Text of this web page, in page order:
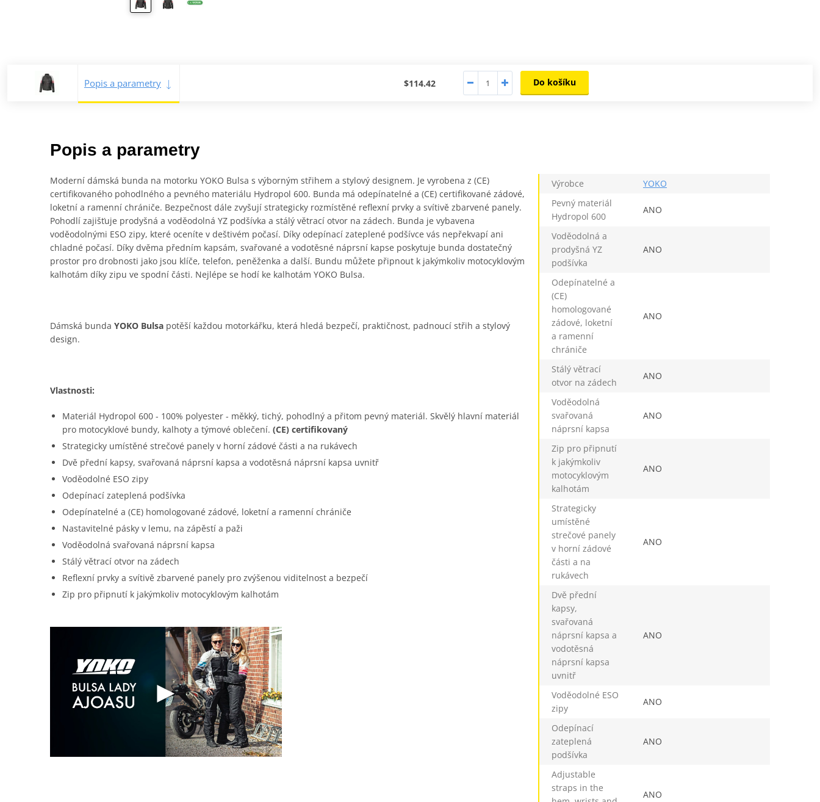
Popis a parametry $114.42 Do košíku
Popis a parametry
Moderní dámská bunda na motorku YOKO Bulsa s výborným střihem a stylový designem. Je vyrobena z (CE)
certifikovaného pohodlného a pevného materiálu Hydropol 600. Bunda má odepínatelné a (CE) certifikované zádové,
loketní a ramenní chrániče. Bezpečnost dále zvyšují strategicky rozmístěné reflexní prvky a svítivě zbarvené panely.
Pohodlí zajišťuje prodyšná a voděodolná YZ podšívka a stálý větrací otvor na zádech. Bunda je vybavena
voděodolnými ESO zipy, které oceníte v deštivém počasí. Díky odepínací zateplené podšívce vás nepřekvapí ani
chladné počasí. Díky dvěma předním kapsám, svařované a vodotěsné náprsní kapse poskytuje bunda dostatečný
prostor pro drobnosti jako jsou klíče, telefon, peněženka a další. Bundu můžete připnout k jakýmkoliv motocyklovým
kalhotám díky zipu ve spodní části. Nejlépe se hodí ke kalhotám YOKO Bulsa.
Dámská bunda YOKO Bulsa potěší každou motorkářku, která hledá bezpečí, praktičnost, padnoucí střih a stylový
design.
Vlastnosti:
Materiál Hydropol 600 - 100% polyester - měkký, tichý, pohodlný a přitom pevný materiál. Skvělý hlavní materiál
pro motocyklové bundy, kalhoty a týmové oblečení. (CE) certifikovaný
Strategicky umístěné strečové panely v horní zádové části a na rukávech
Dvě přední kapsy, svařovaná náprsní kapsa a vodotěsná náprsní kapsa uvnitř
Voděodolné ESO zipy
Odepínací zateplená podšívka
Odepínatelné a (CE) homologované zádové, loketní a ramenní chrániče
Nastavitelné pásky v lemu, na zápěstí a paži
Voděodolná svařovaná náprsní kapsa
Stálý větrací otvor na zádech
Reflexní prvky a svítivě zbarvené panely pro zvýšenou viditelnost a bezpečí
Zip pro připnutí k jakýmkoliv motocyklovým kalhotám
Výrobce
YOKO
Pevný materiál
Hydropol 600
ANO
Voděodolná a
prodyšná YZ
podšívka
ANO
Odepínatelné a
(CE)
homologované
zádové, loketní
a ramenní
chrániče
ANO
Stálý větrací
otvor na zádech
ANO
Voděodolná
svařovaná
náprsní kapsa
ANO
Zip pro připnutí
k jakýmkoliv
motocyklovým
kalhotám
ANO
Strategicky
umístěné
strečové panely
v horní zádové
části a na
rukávech
ANO
Dvě přední
kapsy,
svařovaná
náprsní kapsa a
vodotěsná
náprsní kapsa
uvnitř
ANO
Voděodolné ESO
zipy
ANO
Odepínací
zateplená
podšívka
ANO
Adjustable
straps in the
ANO